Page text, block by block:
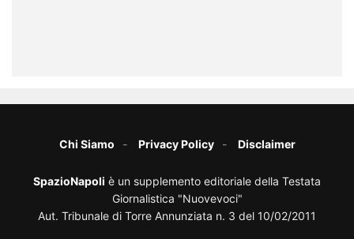
Chi Siamo Privacy Policy Disclaimer
SpazioNapoli è un supplemento editoriale della Testata
Giornalistica "Nuovevoci"
Aut. Tribunale di Torre Annunziata n. 3 del 10/02/2011